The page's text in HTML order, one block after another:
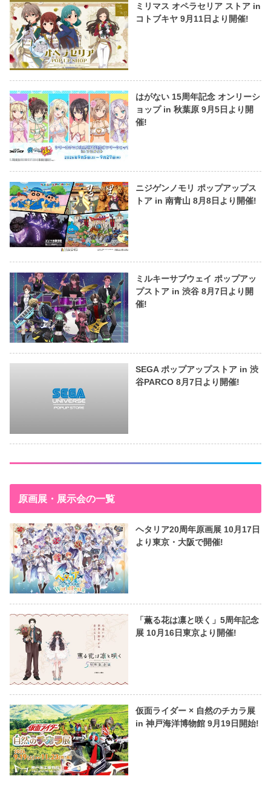
ミリマス オペラセリア ストア in
コトブキヤ 9月11日より開催!
はがない 15周年記念 オンリーシ
ョップ in 秋葉原 9月5日より開
催!
ニジゲンノモリ ポップアップス
トア in 南青山 8月8日より開催!
ミルキーサブウェイ ポップアッ
プストア in 渋谷 8月7日より開
催!
SEGA ポップアップストア in 渋
谷PARCO 8月7日より開催!
原画展・展示会の一覧
ヘタリア20周年原画展 10月17日
より東京・大阪で開催!
「薫る花は凛と咲く」5周年記念
展 10月16日東京より開催!
仮面ライダー × 自然のチカラ展
in 神戸海洋博物館 9月19日開始!